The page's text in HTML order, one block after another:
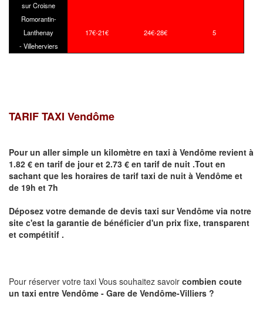
sur Croisne
Romorantin-
Lanthenay
- Villeherviers
17€-21€ 24€-28€ 5
TARIF TAXI Vendôme
Pour un aller simple un kilomètre en taxi à Vendôme revient à
1.82 € en tarif de jour et 2.73 € en tarif de nuit .Tout en
sachant que les horaires de tarif taxi de nuit à Vendôme et
de 19h et 7h
Déposez votre demande de devis taxi surVendôme via notre
site c'est la garantie de bénéficier d'un prix fixe, transparent
et compétitif .
Pour réserver votre taxi Vous souhaitez savoir combien coute
un taxi entre Vendôme - Gare de Vendôme-Villiers ?